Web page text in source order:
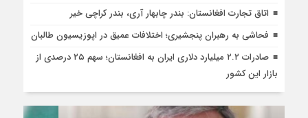
اتاق تجارت افغانستان: بندر چابهار آری، بندر کراچی خیر
فحاشی به رهبران پنجشیری؛ اختلافات عمیق در اپوزیسیون طالبان
صادرات ۲.۲ میلیارد دلاری ایران به افغانستان؛ سهم ۲۵ درصدی از
بازار این کشور